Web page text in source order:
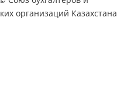
организаций Казахстана